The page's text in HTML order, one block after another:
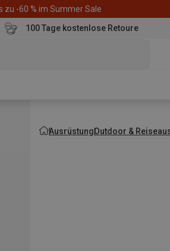
zu -60 % im Summer Sale
100 Tage kostenlose Retoure
AusrüstungOutdoor &